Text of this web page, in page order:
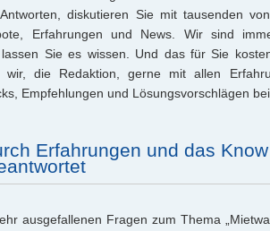
diskutieren Sie mit tausenden
Erfahrungen und News. Wir sind
Sie es wissen. Und das für Sie
die Redaktion, gerne mit allen
Empfehlungen und Lösungsvorschlägen
Erfahrungen und das
ausgefallenen Fragen zum Thema